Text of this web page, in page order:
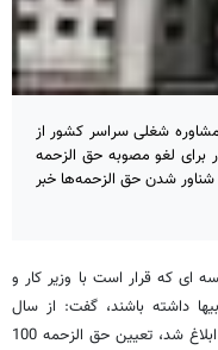
مشاوره شغلی سراسر کشور از
برای لغو مصوبه حق الزحمه
شناور شدن حق الزحمه‌ها خبر
ای که قرار است با وزیر کار و
داشته باشند، گفت: از سال
گذشته که آئین نامه جدید کاریابیها به موسسات ابلاغ شد، تعیین حق الزحمه 100